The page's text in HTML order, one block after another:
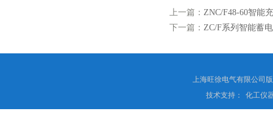
上一篇： ZNC/F48-60智能
下一篇： ZC/F系列智能蓄
上海旺徐电气有限公司
技术支持：
化工仪